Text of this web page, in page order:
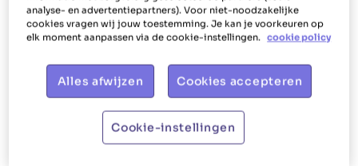
ramen lappen, afwassen, vaat opbergen,
maaltijden maken en inkopen doen.
Ons aanbod
Shiny, happy collega's
, daar gaan we voor bij Het
Poetsbureau. Dat vertalen we door naar de
analyse- en advertentiepartners). Voor niet-noodzakelijke
cookies vragen wij jouw toestemming. Je kan je voorkeuren op
elk moment aanpassen via de cookie-instellingen. cookie policy
Alles afwijzen Cookies accepteren
Cookie-instellingen